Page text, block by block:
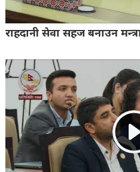
राहदानी सेवा सहज बनाउन